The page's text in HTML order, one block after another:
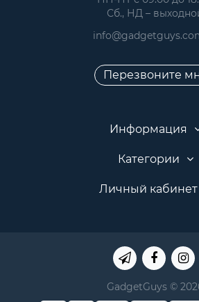
Сб., НД –
Перезвоните
Информация
Категории
Личный кабинет
GadgetGuys ©